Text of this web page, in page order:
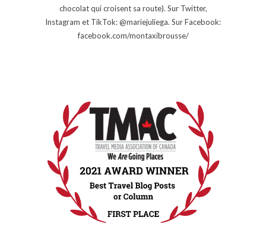
chocolat qui croisent sa route). Sur Twitter,
Instagram et TikTok: @mariejuliega. Sur Facebook:
facebook.com/montaxibrousse/